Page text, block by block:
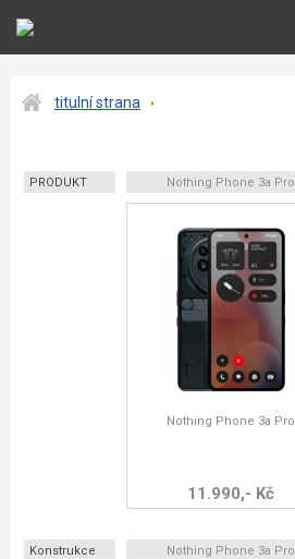
titulní strana
PRODUKT Nothing Phone 3a Pro
Nothing Phone 3a Pro
11.990,- Kč
Konstrukce Nothing Phone 3a Pro